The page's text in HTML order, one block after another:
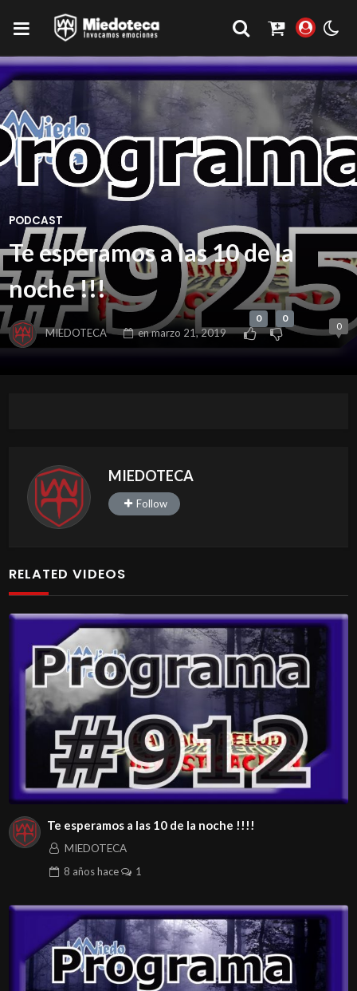
PODCAST
Te esperamos a las 10 de la
noche !!!
MIEDOTECA enmarzo 21, 2019
0 0
0
MIEDOTECA
Follow
RELATED VIDEOS
Te esperamos a las 10 de la noche !!!!
MIEDOTECA
8 añoshace 1